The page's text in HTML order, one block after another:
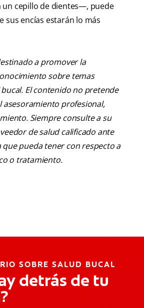
cepillo de dientes—, puede
sus encías estarán lo más
a promover la
sobre temas
El contenido no pretende
asesoramiento profesional,
Siempre consulte a su
de salud calificado ante
pueda tener con respecto a
o tratamiento.
SOBRE SALUD BUCAL
detrás de tu